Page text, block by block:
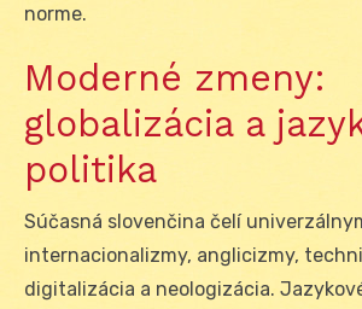
norme.
Moderné zmeny:
globalizácia a
politika
Súčasná slovenčina čelí
internacionalizmy, anglicizmy,
digitalizácia a neologizácia.